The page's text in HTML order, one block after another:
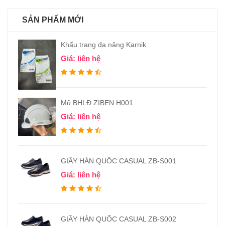
SẢN PHẨM MỚI
Khẩu trang đa năng Karnik
Giá: liên hệ
Mũ BHLĐ ZIBEN H001
Giá: liên hệ
GIẦY HÀN QUỐC CASUAL ZB-S001
Giá: liên hệ
GIẦY HÀN QUỐC CASUAL ZB-S002